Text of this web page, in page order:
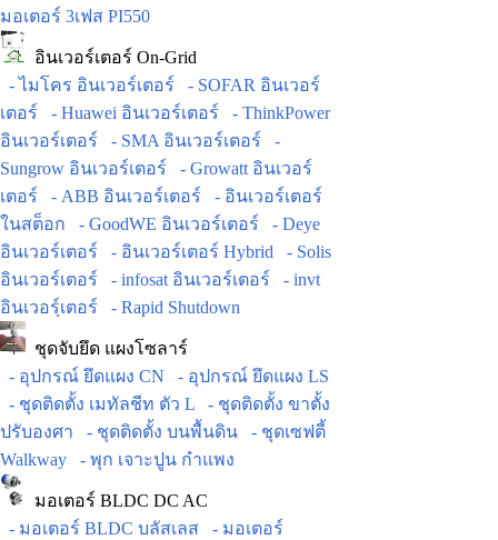
มอเตอร์ 3เฟส PI550
อินเวอร์เตอร์ On-Grid
- ไมโคร อินเวอร์เตอร์
- SOFAR อินเวอร์
เตอร์
- Huawei อินเวอร์เตอร์
- ThinkPower
อินเวอร์เตอร์
- SMA อินเวอร์เตอร์
-
Sungrow อินเวอร์เตอร์
- Growatt อินเวอร์
เตอร์
- ABB อินเวอร์เตอร์
- อินเวอร์เตอร์
ในสต็อก
- GoodWE อินเวอร์เตอร์
- Deye
อินเวอร์เตอร์
- อินเวอร์เตอร์ Hybrid
- Solis
อินเวอร์เตอร์
- infosat อินเวอร์เตอร์
- invt
อินเวอร์ฺเตอร์
- Rapid Shutdown
ชุดจับยึด แผงโซลาร์
- อุปกรณ์ ยึดแผง CN
- อุปกรณ์ ยึดแผง LS
- ชุดติดตั้ง เมทัลชีท ตัว L
- ชุดติดตั้ง ขาตั้ง
ปรับองศา
- ชุดติดตั้ง บนพื้นดิน
- ชุดเซฟตี้
Walkway
- พุก เจาะปูน กำแพง
มอเตอร์ BLDC DC AC
- มอเตอร์ BLDC บลัสเลส
- มอเตอร์